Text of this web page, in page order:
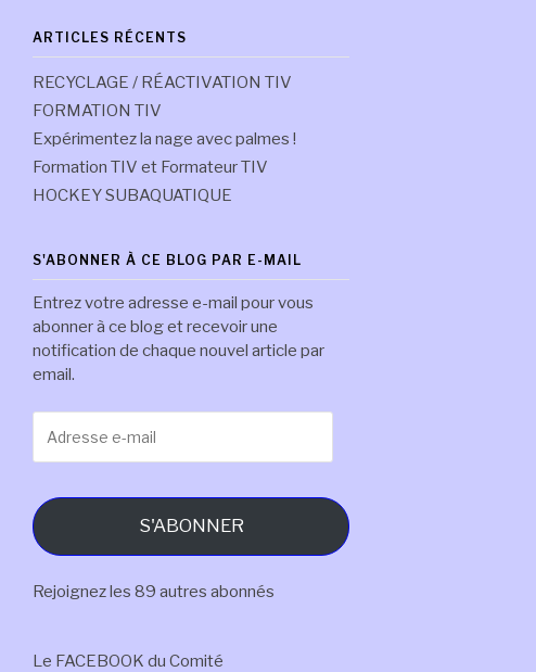
ARTICLES RÉCENTS
RECYCLAGE / RÉACTIVATION TIV
FORMATION TIV
Expérimentez la nage avec palmes !
Formation TIV et Formateur TIV
HOCKEY SUBAQUATIQUE
S'ABONNER À CE BLOG PAR E-MAIL
Entrez votre adresse e-mail pour vous
abonner à ce blog et recevoir une
notification de chaque nouvel article par
email.
e-
S'ABONNER
Rejoignez les 89 autres abonnés
Le FACEBOOK du Comité